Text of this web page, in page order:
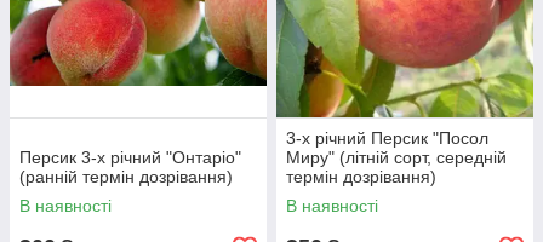
Персик 3-х річний "Онтаріо"
(ранній термін дозрівання)
В наявності
3-х річний Персик "Посол
Миру" (літній сорт, середній
термін дозрівання)
В наявності